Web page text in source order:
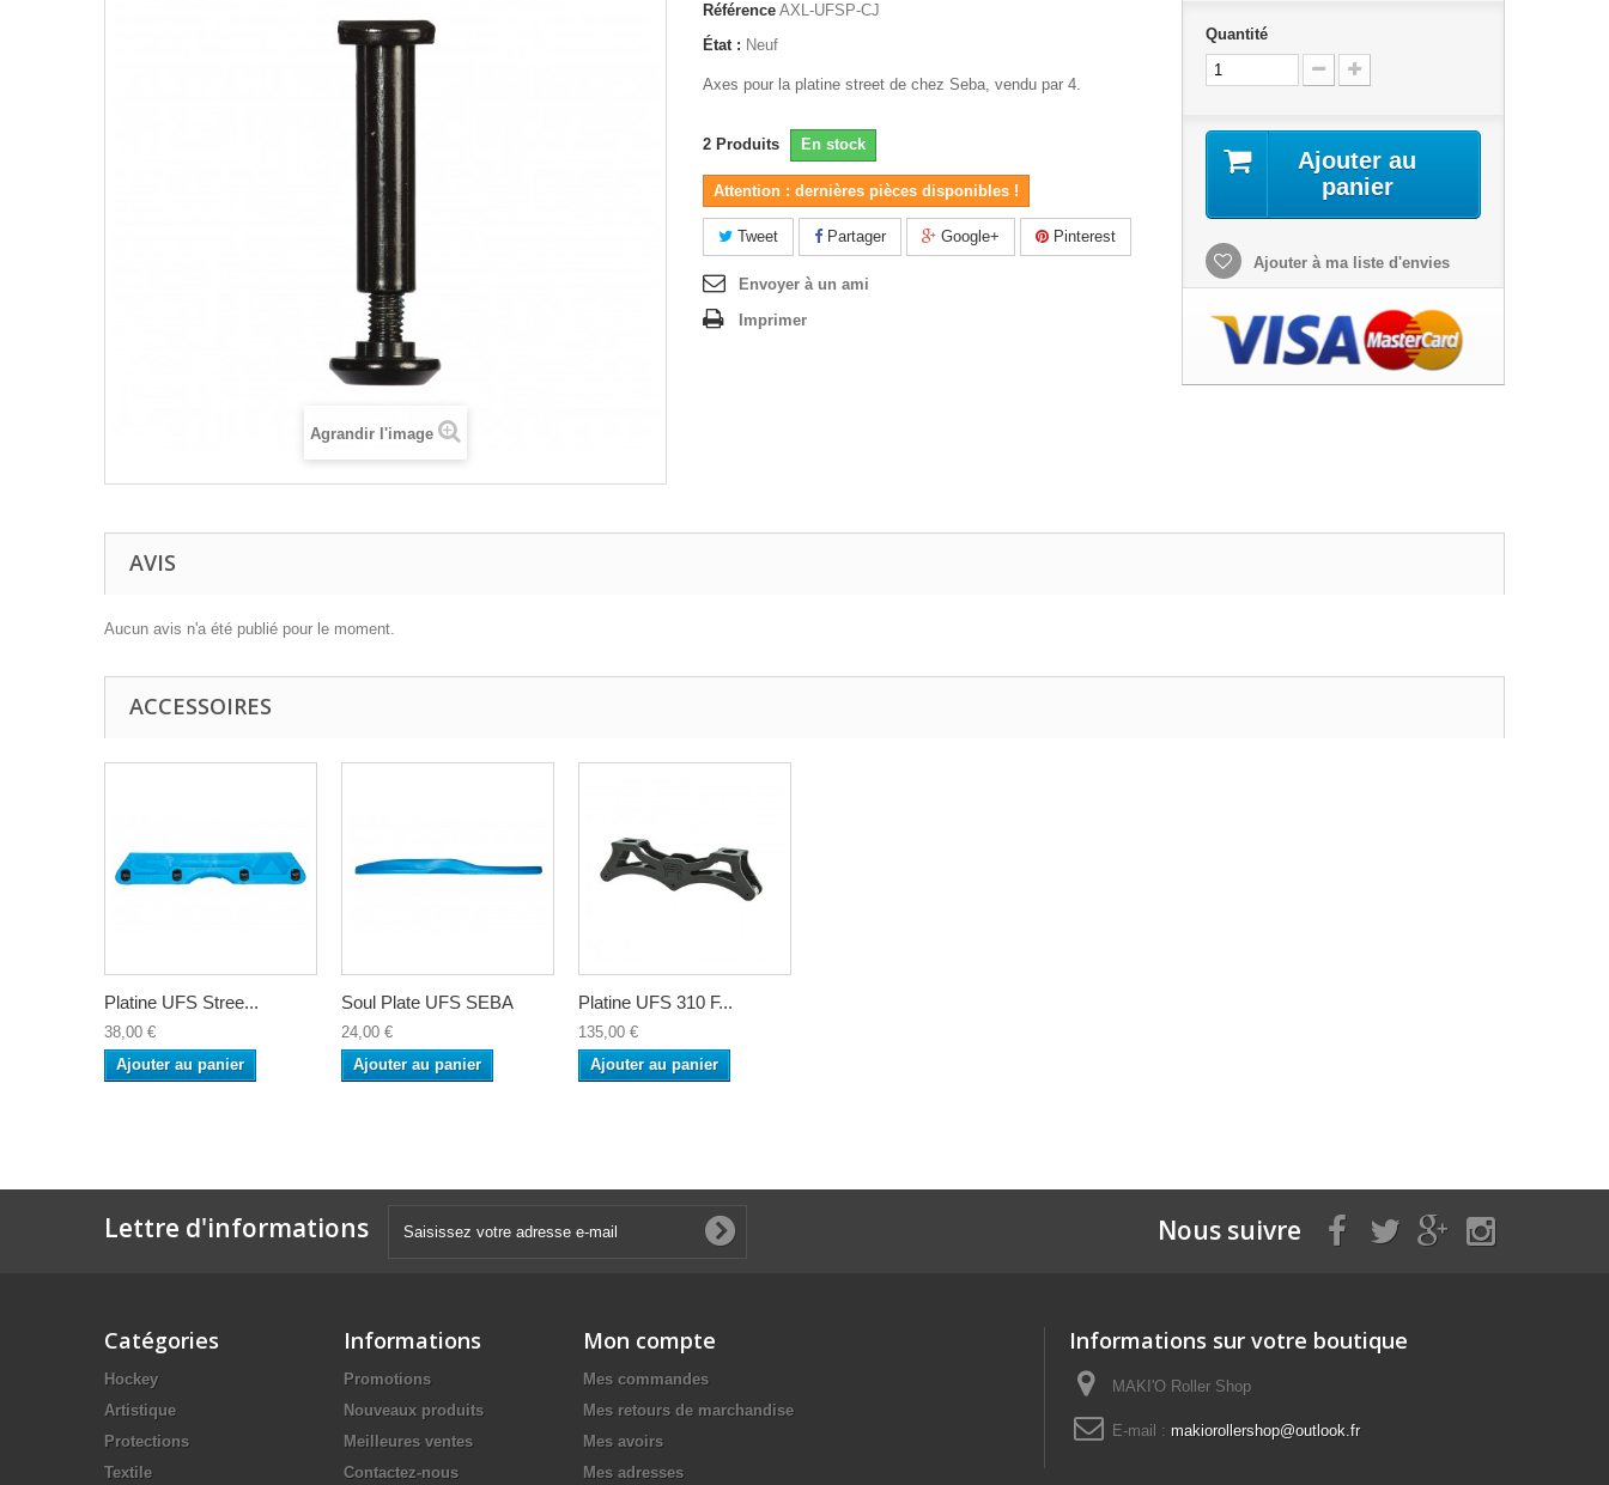
Agrandir l'image
Référence AXL-UFSP-CJ
État : Neuf
Axes pour la platine street de chez Seba, vendu par 4.
2 Produits En stock
Attention : dernières pièces disponibles !
Tweet Partager Google+ Pinterest
Envoyer à un ami
Imprimer
Quantité
Ajouter au
panier
Ajouter à ma liste d'envies
AVIS
Aucun avis n'a été publié pour le moment.
ACCESSOIRES
Platine UFS Stree...
38,00 €
Ajouter au panier
Soul Plate UFS SEBA
24,00 €
Ajouter au panier
Platine UFS 310 F...
135,00 €
Ajouter au panier
Lettre d'informations Nous suivre
Catégories
Hockey
Artistique
Protections
Textile
Informations
Promotions
Nouveaux produits
Meilleures ventes
Contactez-nous
Mon compte
Mes commandes
Mes retours de marchandise
Mes avoirs
Mes adresses
Informations sur votre boutique
MAKI'O Roller Shop
E-mail : makiorollershop@outlook.fr